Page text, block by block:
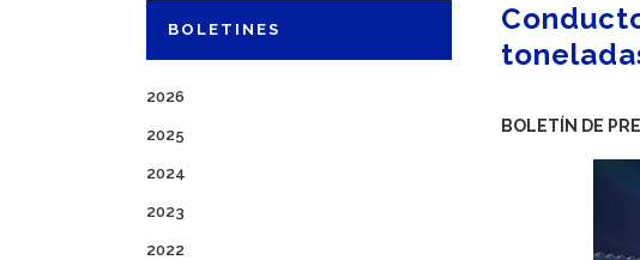
BOLETINES
2026
2025
2024
2023
2022
BOLETÍN DE